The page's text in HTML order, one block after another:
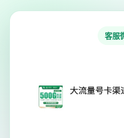
客服
号易号卡平台
号卡
号卡产
G1联通清溪